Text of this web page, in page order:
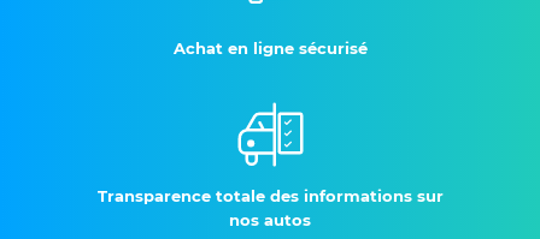
Achat en ligne sécurisé
Transparence totale des informations sur
nos autos